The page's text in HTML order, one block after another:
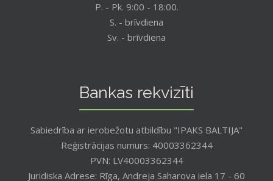
P. - Pk. 9:00 - 18:00.
S. - brīvdiena
Sv. - brīvdiena
Bankas rekvizīti
Sabiedrība ar ierobežotu atbildību "IPAKS BALTIJA"
Reģistrācijas numurs: 40003362344
PVN: LV40003362344
Juridiska Adrese: Rīga, Andreja Saharova iela 17 - 60